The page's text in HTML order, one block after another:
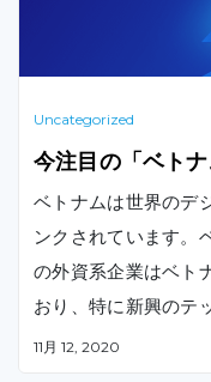
Uncategorized
今注目の「ベト
ベトナムは世界のデ
ンクされています。
の外資系企業はベト
おり、特に新興のテ
す。ここでは、ベト
11月 12, 2020